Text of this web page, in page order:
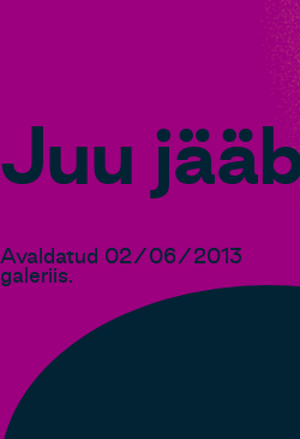
Juu
Avaldatud 02/06/2013
galeriis.